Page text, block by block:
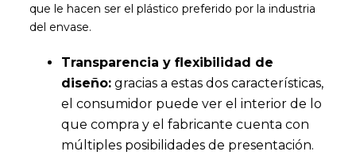
que le hacen ser el plástico preferido por la industria
del envase.
Transparencia y flexibilidad de
diseño: gracias a estas dos características,
el consumidor puede ver el interior de lo
que compra y el fabricante cuenta con
múltiples posibilidades de presentación.